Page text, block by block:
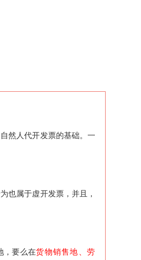
然人代开发票的基础。一
也属于虚开发票，并且，
，要么在货物销售地、劳